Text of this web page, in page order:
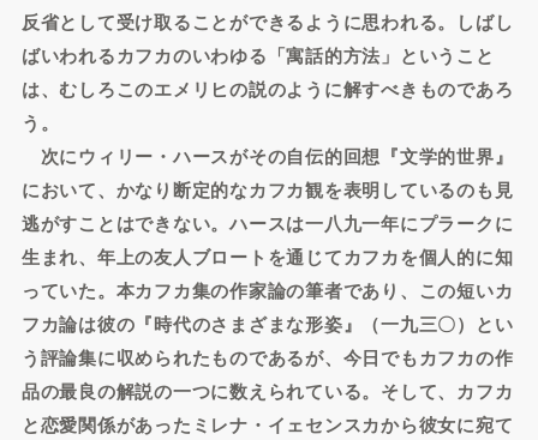
反省として受け取ることができるように思われる。しばし
ばいわれるカフカのいわゆる「寓話的方法」ということ
は、むしろこのエメリヒの説のように解すべきものであろ
う。
次にウィリー・ハースがその自伝的回想『文学的世界』
において、かなり断定的なカフカ観を表明しているのも見
逃がすことはできない。ハースは一八九一年にプラークに
生まれ、年上の友人ブロートを通じてカフカを個人的に知
っていた。本カフカ集の作家論の筆者であり、この短いカ
フカ論は彼の『時代のさまざまな形姿』（一九三〇）とい
う評論集に収められたものであるが、今日でもカフカの作
品の最良の解説の一つに数えられている。そして、カフカ
と恋愛関係があったミレナ・イェセンスカから彼女に宛て